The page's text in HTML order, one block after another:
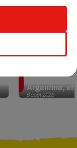
6 août 2026
Le fourmilier
Argentine, et